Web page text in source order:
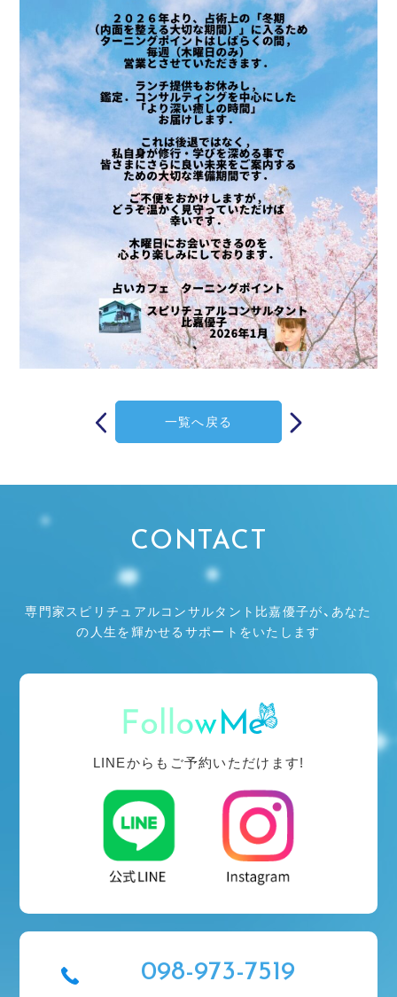
一覧へ戻る
CONTACT
専門家スピリチュアルコンサルタント比嘉優子が、あなた
の人生を輝かせるサポートをいたします
LINEからもご予約いただけます!
098-973-7519